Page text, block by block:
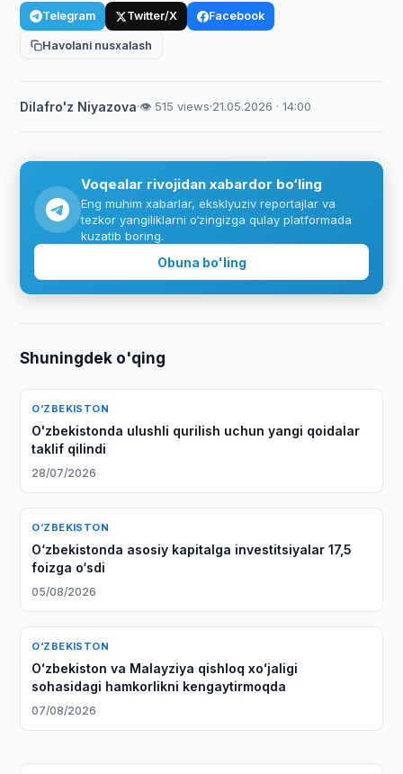
Telegram Twitter/X Facebook
Havolani nusxalash
Dilafro'z Niyazova·👁 515 views·21.05.2026 · 14:00
Voqealar rivojidan xabardor bo‘ling
Eng muhim xabarlar, eksklyuziv reportajlar va
tezkor yangiliklarni o‘zingizga qulay platformada
kuzatib boring.
Obuna bo'ling
Shuningdek o'qing
O‘ZBEKISTON
O'zbekistonda ulushli qurilish uchun yangi qoidalar
taklif qilindi
28/07/2026
O‘ZBEKISTON
O‘zbekistonda asosiy kapitalga investitsiyalar 17,5
foizga o‘sdi
05/08/2026
O‘ZBEKISTON
Oʻzbekiston va Malayziya qishloq xoʻjaligi
sohasidagi hamkorlikni kengaytirmoqda
07/08/2026